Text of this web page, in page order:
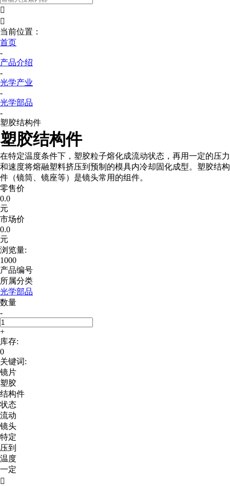


当前位置：
首页
-
产品介绍
-
光学产业
-
光学部品
-
塑胶结构件
塑胶结构件
在特定温度条件下，塑胶粒子熔化成流动状态，再用一定的压力
和速度将熔融塑料挤压到预制的模具内冷却固化成型。塑胶结构
件（镜筒、镜座等）是镜头常用的组件。
零售价
0.0
元
市场价
0.0
元
浏览量:
1000
产品编号
所属分类
光学部品
数量
-
+
库存:
0
关键词:
镜片
塑胶
结构件
状态
流动
镜头
特定
压到
温度
一定
